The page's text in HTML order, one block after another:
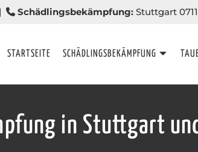
| Schädlingsbekämpfung: Stuttgart
STARTSEITE SCHÄDLINGSBEKÄMPFUNG
in Stuttgart